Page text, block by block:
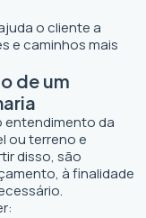
o cliente a
e caminhos mais
de um
entendimento da
ou terreno e
disso, são
à finalidade